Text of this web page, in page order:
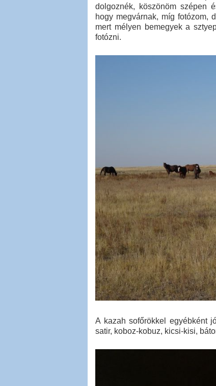
dolgoznék, köszönöm szépen
hogy megvárnak, míg fotózom,
mert mélyen bemegyek a
fotózni.
A kazah sofőrökkel egyébként
satir, koboz-kobuz, kicsi-kisi,